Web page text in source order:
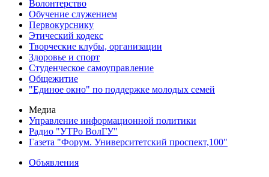
Волонтерство
Обучение служением
Первокурснику
Этический кодекс
Творческие клубы, организации
Здоровье и спорт
Студенческое самоуправление
Общежитие
"Единое окно" по поддержке молодых семей
Медиа
Управление информационной политики
Радио "УТРо ВолГУ"
Газета "Форум. Университетский проспект,100"
Объявления